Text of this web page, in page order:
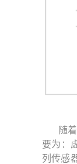
随
要为：
列传感